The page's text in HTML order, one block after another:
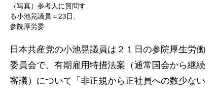
（写真）参考人に質問す
る小池晃議員＝23日、
参院厚労委
日本共産党の小池晃議員は２１日の参院厚生労働
委員会で、有期雇用特措法案（通常国会から継続
審議）について「非正規から正社員への数少ない